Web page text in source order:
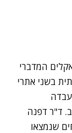
המדברי
בשני אתרי
ד"ר דפנה
שנמצאו